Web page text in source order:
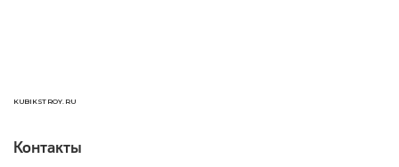
KUBIKSTROY.RU
Контакты